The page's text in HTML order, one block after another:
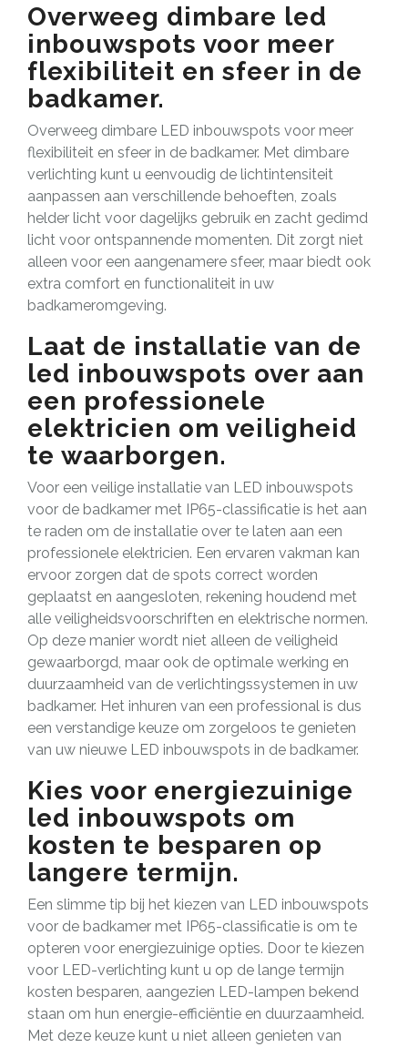
Overweeg dimbare led
inbouwspots voor meer
flexibiliteit en sfeer in de
badkamer.
Overweeg dimbare LED inbouwspots voor meer
flexibiliteit en sfeer in de badkamer. Met dimbare
verlichting kunt u eenvoudig de lichtintensiteit
aanpassen aan verschillende behoeften, zoals
helder licht voor dagelijks gebruik en zacht gedimd
licht voor ontspannende momenten. Dit zorgt niet
alleen voor een aangenamere sfeer, maar biedt ook
extra comfort en functionaliteit in uw
badkameromgeving.
Laat de installatie van de
led inbouwspots over aan
een professionele
elektricien om veiligheid
te waarborgen.
Voor een veilige installatie van LED inbouwspots
voor de badkamer met IP65-classificatie is het aan
te raden om de installatie over te laten aan een
professionele elektricien. Een ervaren vakman kan
ervoor zorgen dat de spots correct worden
geplaatst en aangesloten, rekening houdend met
alle veiligheidsvoorschriften en elektrische normen.
Op deze manier wordt niet alleen de veiligheid
gewaarborgd, maar ook de optimale werking en
duurzaamheid van de verlichtingssystemen in uw
badkamer. Het inhuren van een professional is dus
een verstandige keuze om zorgeloos te genieten
van uw nieuwe LED inbouwspots in de badkamer.
Kies voor energiezuinige
led inbouwspots om
kosten te besparen op
langere termijn.
Een slimme tip bij het kiezen van LED inbouwspots
voor de badkamer met IP65-classificatie is om te
opteren voor energiezuinige opties. Door te kiezen
voor LED-verlichting kunt u op de lange termijn
kosten besparen, aangezien LED-lampen bekend
staan om hun energie-efficiëntie en duurzaamheid.
Met deze keuze kunt u niet alleen genieten van